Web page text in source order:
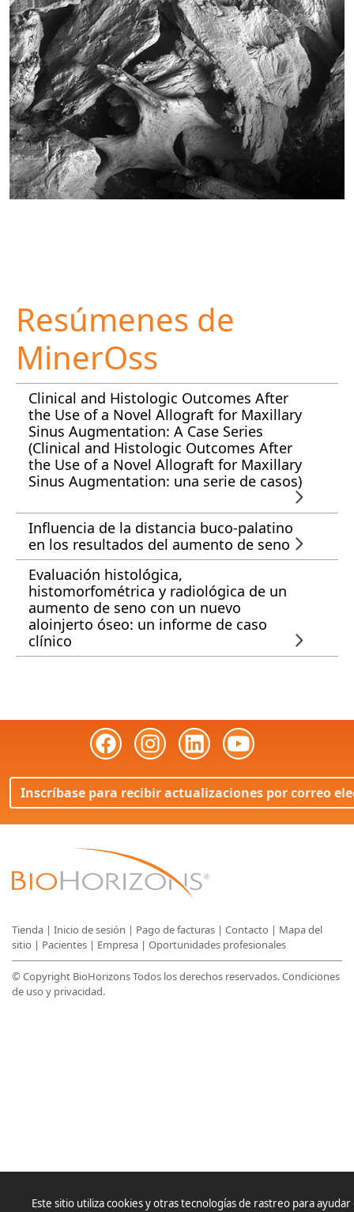
Resúmenes de
MinerOss
Clinical and Histologic Outcomes After
the Use of a Novel Allograft for Maxillary
Sinus Augmentation: A Case Series
(Clinical and Histologic Outcomes After
the Use of a Novel Allograft for Maxillary
Sinus Augmentation: una serie de casos)
Influencia de la distancia buco-palatino
en los resultados del aumento de seno
Evaluación histológica,
histomorfométrica y radiológica de un
aumento de seno con un nuevo
aloinjerto óseo: un informe de caso
clínico
Inscríbase para recibir actualizaciones por correo
Tienda | Inicio de sesión | Pago de facturas | Contacto | Mapa del
sitio | Pacientes | Empresa | Oportunidades profesionales
© Copyright BioHorizons Todos los derechos reservados.Condiciones
de uso y privacidad.
Este sitio utiliza cookies y otras tecnologías de rastreo para ayudar